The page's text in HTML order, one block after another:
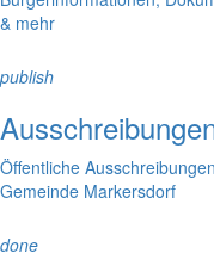
& mehr
publish
Öffentliche
Gemeinde Markersdorf
done